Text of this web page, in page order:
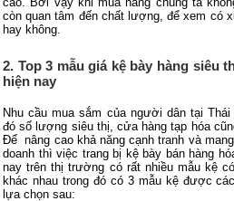
còn quan tâm đến chất lượng, để xem có
hay không.
2. Top 3 mẫu giá kệ bày hàng siêu
hiện nay
Nhu cầu mua sắm của người dân tại
đó số lượng siêu thị, cửa hàng tạp hóa
Để nâng cao khả năng cạnh tranh và
doanh thì việc trang bị kệ bày bán hàng
nay trên thị trường có rất nhiều mẫu kệ
khác nhau trong đó có 3 mẫu kệ được
lựa chọn sau: